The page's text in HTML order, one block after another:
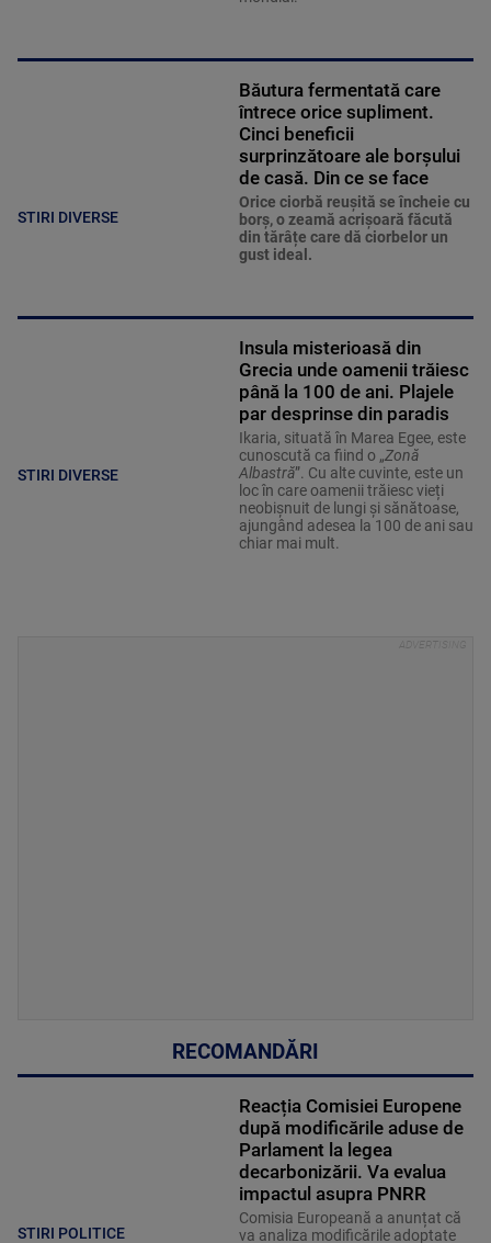
STIRI DIVERSE
Băutura fermentată care
întrece orice supliment.
Cinci beneficii
surprinzătoare ale borșului
de casă. Din ce se face
Orice ciorbă reușită se încheie cu
borș, o zeamă acrișoară făcută
din tărâțe care dă ciorbelor un
gust ideal.
STIRI DIVERSE
Insula misterioasă din
Grecia unde oamenii trăiesc
până la 100 de ani. Plajele
par desprinse din paradis
Ikaria, situată în Marea Egee, este
cunoscută ca fiind o „Zonă
Albastră”. Cu alte cuvinte, este un
loc în care oamenii trăiesc vieți
neobișnuit de lungi și sănătoase,
ajungând adesea la 100 de ani sau
chiar mai mult.
RECOMANDĂRI
STIRI POLITICE
Reacția Comisiei Europene
după modificările aduse de
Parlament la legea
decarbonizării. Va evalua
impactul asupra PNRR
Comisia Europeană a anunțat că
va analiza modificările adoptate